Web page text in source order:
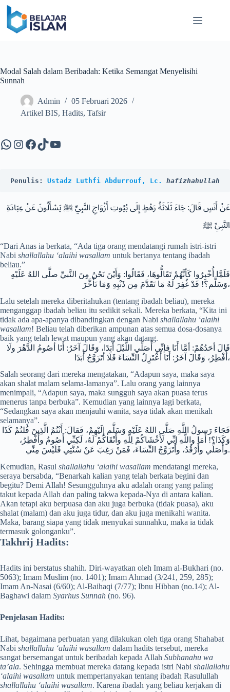
Skip
content
Modal Salah dalam Beribadah: Ketika Semangat Menyelisihi
Sunnah
Admin
05 Februari 2026
Artikel BIS, Hadits, Tafsir
WhatsApp
Instagram
Facebook
TikTok
YouTube
Penulis: Ustadz Luthfi Abdurrouf, Lc. hafizhahullah
عَنْ أَنَسٍ قَالَ: جَاءَ ثَلَاثَةُ رَهْطٍ إِلَى بُيُوتِ أَزْوَاجِ النَّبِيِّ ﷺ يَسْأَلُونَ عَنْ عِبَادَةِ
النَّبِيِّ ﷺ
“Dari Anas ia berkata, “Ada tiga orang mendatangi rumah istri-istri
Nabi shallallahu ‘alaihi wasallam untuk bertanya tentang ibadah
beliau.”
فَلَمَّا أُخْبِرُوا كَأنَّهُمْ تَقَالُّوهَا، فَقَالُوا: وَأَيْنَ نَحْنُ مِنَ النَّبيِّ صلَّى اللهُ عَلَيْهِ
وَسَلَّم؟! قَدْ غُفِرَ لَهُ مَا تَقَدَّمَ مِن ذَنْبِهِ وَمَا تَأَخَّرَ،
Lalu setelah mereka diberitahukan (tentang ibadah beliau), mereka
menganggap ibadah beliau itu sedikit sekali. Mereka berkata, “Kita ini
tidak ada apa-apanya dibandingkan dengan Nabi shallallahu ‘alaihi
wasallam! Beliau telah diberikan ampunan atas semua dosa-dosanya
baik yang telah lewat maupun yang akan datang.
قَالَ أحَدُهُمْ: أمَّا أَنَا فإنِّي أُصَلِّي اللَّيْلَ أَبَدًا، وَقَالَ آخَرُ: أَنَا أصُومُ الدَّهْرَ ولَا
أُفْطِرُ، وَقَالَ آخَرُ: أَنَا أَعْتَزِلُ النِّسَاءَ فَلَا أتَزَوَّجُ أَبَدًا،
Salah seorang dari mereka mengatakan, “Adapun saya, maka saya
akan shalat malam selama-lamanya”. Lalu orang yang lainnya
menimpali, “Adapun saya, maka sungguh saya akan puasa terus
menerus tanpa berbuka”. Kemudian yang lainnya lagi berkata,
“Sedangkan saya akan menjauhi wanita, saya tidak akan menikah
selamanya”.
فَجَاءَ رَسولُ اللَّهِ صَلَّى اللهُ عَلَيْهِ وَسَلَّم إِلَيْهِمْ، فَقالَ: أَنْتُمُ الَّذِينَ قُلتُمْ كَذَا
وَكَذَا؟! أَمَا واللَّهِ إنِّي لَأَخْشَاكُمْ لِلَّهِ وأَتْقَاكُمْ لَهُ، لَكِنِّي أَصُومُ وأُفْطِرُ،
وأُصَلِّي وأَرْقُدُ، وأَتَزَوَّجُ النِّسَاءَ، فَمَنْ رَغِبَ عَنْ سُنَّتِي فَلَيْسَ مِنِّي.
Kemudian, Rasul shallallahu ‘alaihi wasallam mendatangi mereka,
seraya bersabda, “Benarkah kalian yang telah berkata begini dan
begitu? Demi Allah! Sesungguhnya aku adalah orang yang paling
takut kepada Allah dan paling takwa kepada-Nya di antara kalian.
Akan tetapi aku berpuasa dan aku juga berbuka (tidak puasa), aku
shalat (malam) dan aku juga tidur, dan aku juga menikahi wanita.
Maka, barang siapa yang tidak menyukai sunnahku, maka ia tidak
termasuk golonganku”.
Takhrij Hadits:
Hadits ini berstatus shahih. Diri-wayatkan oleh Imam al-Bukhari (no.
5063); Imam Muslim (no. 1401); Imam Ahmad (3/241, 259, 285);
Imam An-Nasai (6/60); Al-Baihaqi (7/77); Ibnu Hibban (no.14); Al-
Baghawi dalam Syarhus Sunnah (no. 96).
Penjelasan Hadits:
Lihat, bagaimana perbuatan yang dilakukan oleh tiga orang Shahabat
Nabi shallallahu ‘alaihi wasallam dalam hadits tersebut, mereka
sangat bersemangat untuk beribadah kepada Allah Subhanahu wa
ta’ala. Sehingga membuat mereka datang kepada istri Nabi shallallahu
‘alaihi wasallam untuk mempertanyakan tentang ibadah Rasulullah
shallallahu ‘alaihi wasallam. Karena ibadah yang beliau kerjakan di